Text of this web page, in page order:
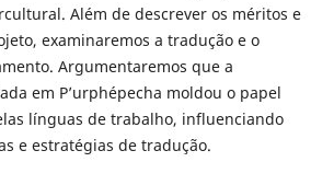
Além de descrever os méritos e
examinaremos a tradução e o
Argumentaremos que a
em P’urphépecha moldou o papel
línguas de trabalho, influenciando
e estratégias de tradução.